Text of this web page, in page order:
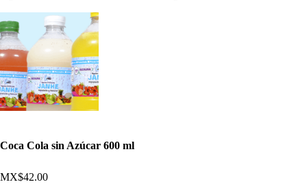
Coca Cola sin Azúcar 600 ml
MX$42.00